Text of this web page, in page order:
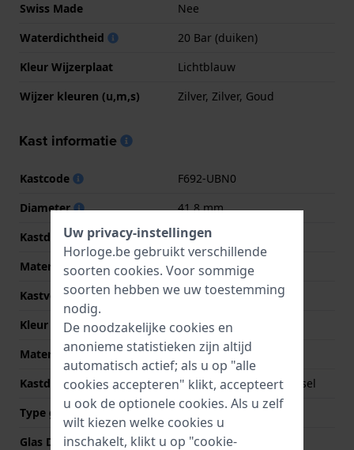
Swiss Made
Nee
Waterdichtheid
20 Bar (duiken)
Kleur Wijzerplaat
Lichtblauw
Wijzer kleuren (u,m,s)
Zilver, Zilver, Goud
Kast informatie
Kastcode
F692-UBN0
Diameter
41.8 mm
Kastdikte
12.8 mm
Materiaal
Roestvrij staal
Kastvorm
Rond
Kleur kast
Zilver
Materiaal kastdeksel
Roestvrij staal
Kastdeksel
Geschroefde achterdeksel
Type glas
Saffier
Glas Diameter
30.50
Uw privacy-instellingen
Horloge.be gebruikt verschillende
soorten cookies. Voor sommige
soorten hebben we uw toestemming
nodig.
De noodzakelijke cookies en
anonieme statistieken zijn altijd
automatisch actief; als u op "alle
cookies accepteren" klikt, accepteert
u ook de optionele cookies. Als u zelf
wilt kiezen welke cookies u
inschakelt, klikt u op "cookie-